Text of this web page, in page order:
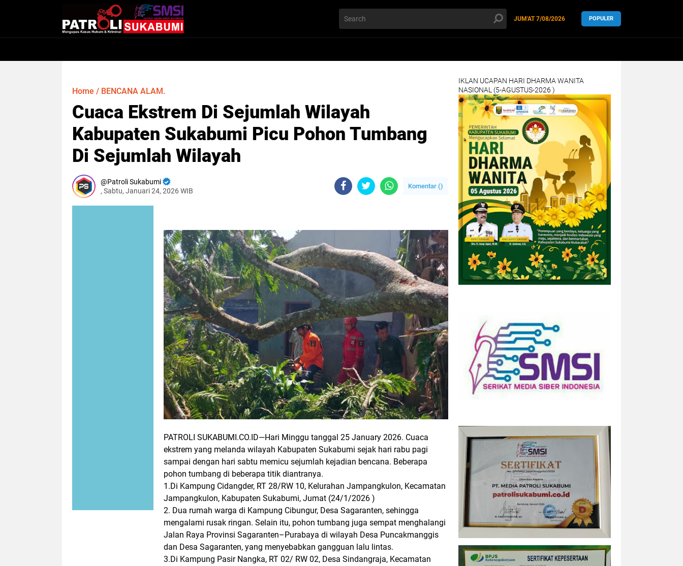
JUM'AT7/08/2026 POPULER
Home / BENCANA ALAM.
Cuaca Ekstrem Di Sejumlah Wilayah
Kabupaten Sukabumi Picu Pohon Tumbang
Di Sejumlah Wilayah
Patroli Sukabumi
, Sabtu, Januari 24, 2026 WIB
Komentar ()
PATROLI SUKABUMI.CO.ID—Hari Minggu tanggal 25 January 2026. Cuaca
ekstrem yang melanda wilayah Kabupaten Sukabumi sejak hari rabu pagi
sampai dengan hari sabtu memicu sejumlah kejadian bencana. Beberapa
pohon tumbang di beberapa titik diantranya.
1.Di Kampung Cidangder, RT 28/RW 10, Kelurahan Jampangkulon, Kecamatan
Jampangkulon, Kabupaten Sukabumi, Jumat (24/1/2026 )
2. Dua rumah warga di Kampung Cibungur, Desa Sagaranten, sehingga
mengalami rusak ringan. Selain itu, pohon tumbang juga sempat menghalangi
Jalan Raya Provinsi Sagaranten–Purabaya di wilayah Desa Puncakmanggis
dan Desa Sagaranten, yang menyebabkan gangguan lalu lintas.
3.Di Kampung Pasir Nangka, RT 02/ RW 02, Desa Sindangraja, Kecamatan
IKLAN UCAPAN HARI DHARMA WANITA
NASIONAL (5-AGUSTUS-2026 )